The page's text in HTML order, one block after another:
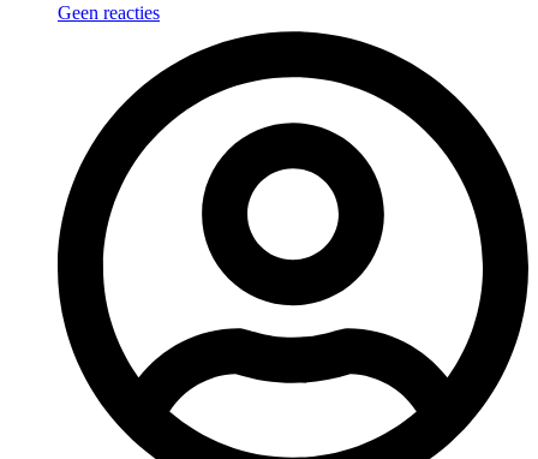
Geen reacties